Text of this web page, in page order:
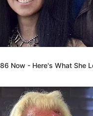
à STRASBOURG
Now - Here's What She